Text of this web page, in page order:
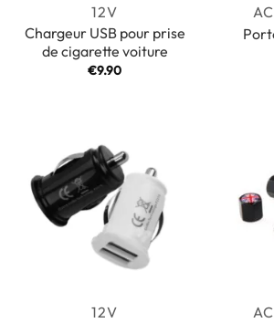
12V
Chargeur USB pour prise
de cigarette voiture
€9.90
12V